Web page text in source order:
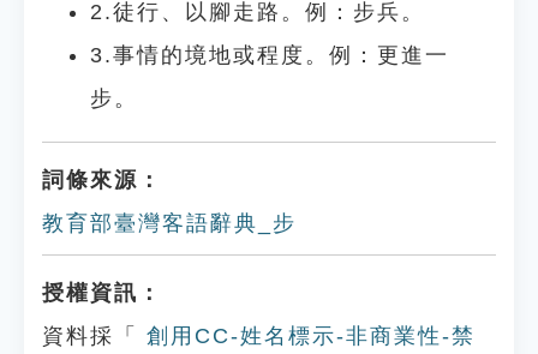
2.徒行、以腳走路。例：步兵。
3.事情的境地或程度。例：更進一
步。
詞條來源：
教育部臺灣客語辭典_步
授權資訊：
資料採「
創用CC-姓名標示-非商業性-禁